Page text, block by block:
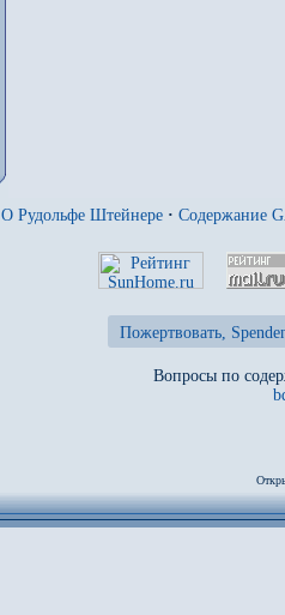
О Рудольфе Штейнере · Содержание
Пожертвовать,
Вопросы по